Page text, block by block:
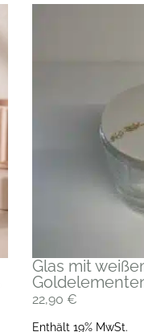
Glas mit
22,90 €
Enthält 19% MwSt.